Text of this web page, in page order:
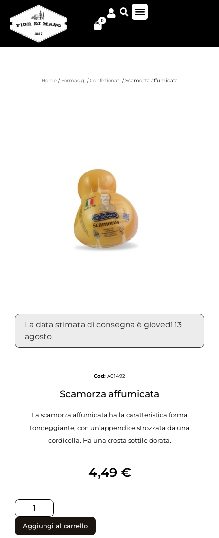
0
Home/ Formaggi /Confezionati / Scamorza affumicata
La data stimata di consegna è giovedì 13
agosto
Cod: A01492
Scamorza affumicata
La scamorza affumicata ha la caratteristica forma
tondeggiante, con un’appendice strozzata da una
cordicella. Ha una crosta sottile dorata.
4,49 €
Aggiungi al carrello